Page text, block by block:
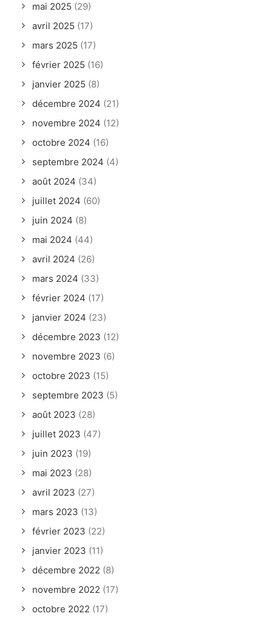
mai 2025 (29)
avril 2025 (17)
mars 2025 (17)
février 2025 (16)
janvier 2025 (8)
décembre 2024 (21)
novembre 2024 (12)
octobre 2024 (16)
septembre 2024 (4)
août 2024 (34)
juillet 2024 (60)
juin 2024 (8)
mai 2024 (44)
avril 2024 (26)
mars 2024 (33)
février 2024 (17)
janvier 2024 (23)
décembre 2023 (12)
novembre 2023 (6)
octobre 2023 (15)
septembre 2023 (5)
août 2023 (28)
juillet 2023 (47)
juin 2023 (19)
mai 2023 (28)
avril 2023 (27)
mars 2023 (13)
février 2023 (22)
janvier 2023 (11)
décembre 2022 (8)
novembre 2022 (17)
octobre 2022 (17)